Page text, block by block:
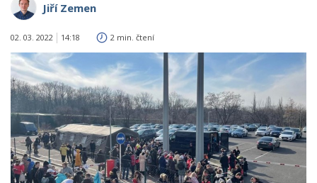
Jiří Zemen
02. 03. 2022 14:18 2 min. čtení